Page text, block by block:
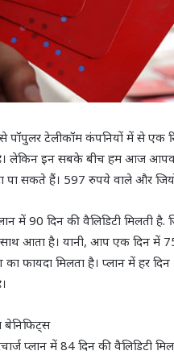
पॉपुलर टेलीकॉम कंपनियों में से
लेकिन इन सबके बीच हम आज
पा सकते हैं। 597 रुपये वाले और
में 90 दिन की वैलिडिटी मिलती
साथ आता है। यानी, आप एक दिन में
का फायदा मिलता है। प्लान में हर
बेनिफिट्स
प्लान में 84 दिन की वैलिडिटी